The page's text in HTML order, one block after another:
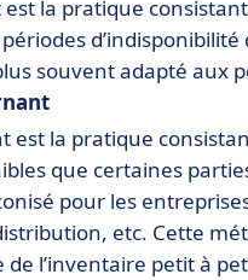
est la pratique
souvent adapté aux
est la pratique
que certaines
pour les
etc. Cette
l’inventaire petit à